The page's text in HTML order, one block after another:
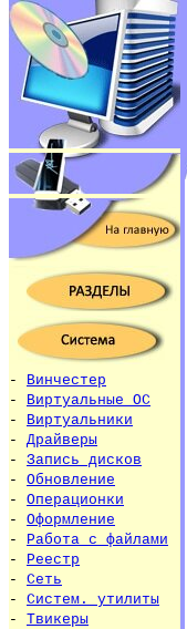
- Винчестер
- Виртуальные ОС
- Виртуальники
- Драйверы
- Запись дисков
- Обновление
- Операционки
- Оформление
- Работа с файлами
- Реестр
- Сеть
- Систем. утилиты
- Твикеры